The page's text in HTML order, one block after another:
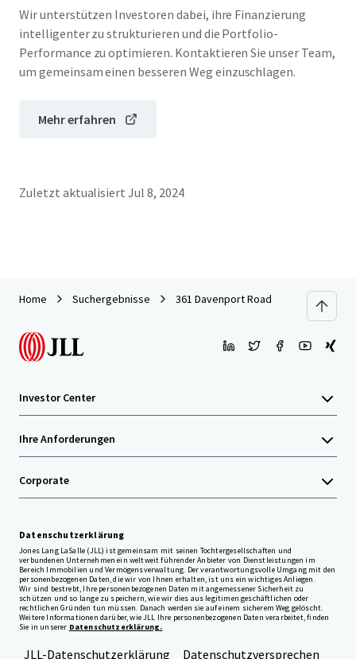
Wir unterstützen Investoren dabei, ihre Finanzierung
intelligenter zu strukturieren und die Portfolio-
Performance zu optimieren. Kontaktieren Sie unser Team,
um gemeinsam einen besseren Weg einzuschlagen.
Mehr erfahren
Zuletzt aktualisiert Jul 8, 2024
Home Suchergebnisse 361 Davenport Road
Investor Center
Ihre Anforderungen
Corporate
Datenschutzerklärung
Jones Lang LaSalle (JLL) ist gemeinsam mit seinen Tochtergesellschaften und
verbundenen Unternehmen ein weltweit führender Anbieter von Dienstleistungen im
Bereich Immobilien und Vermögensverwaltung. Der verantwortungsvolle Umgang mit den
personenbezogenen Daten, die wir von Ihnen erhalten, ist uns ein wichtiges Anliegen.
Wir sind bestrebt, Ihre personenbezogenen Daten mit angemessener Sicherheit zu
schützen und so lange zu speichern, wie wir dies aus legitimen geschäftlichen oder
rechtlichen Gründen tun müssen. Danach werden sie auf einem sicherem Weg gelöscht.
Weitere Informationen darüber, wie JLL Ihre personenbezogenen Daten verarbeitet, finden
Sie in unserer Datenschutzerklärung.
JLL-Datenschutzerklärung Datenschutzversprechen